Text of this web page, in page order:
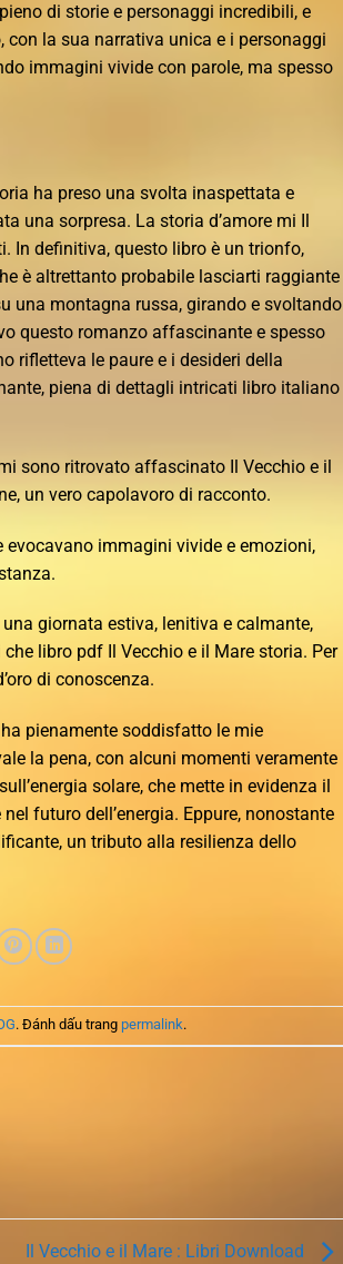
di storie e personaggi incredibili, e
la sua narrativa unica e i personaggi
immagini vivide con parole, ma spesso
ha preso una svolta inaspettata e
una sorpresa. La storia d’amore mi Il
In definitiva, questo libro è un trionfo,
è altrettanto probabile lasciarti raggiante
una montagna russa, girando e svoltando
questo romanzo affascinante e spesso
rifletteva le paure e i desideri della
piena di dettagli intricati libro italiano
sono ritrovato affascinato Il Vecchio e il
un vero capolavoro di racconto.
immagini vivide e emozioni,
giornata estiva, lenitiva e calmante,
libro pdf Il Vecchio e il Mare storia. Per
di conoscenza.
pienamente soddisfatto le mie
la pena, con alcuni momenti veramente
solare, che mette in evidenza il
futuro dell’energia. Eppure, nonostante
un tributo alla resilienza dello
. Đánh dấu trang permalink.
Il Vecchio e il Mare : Libri Download